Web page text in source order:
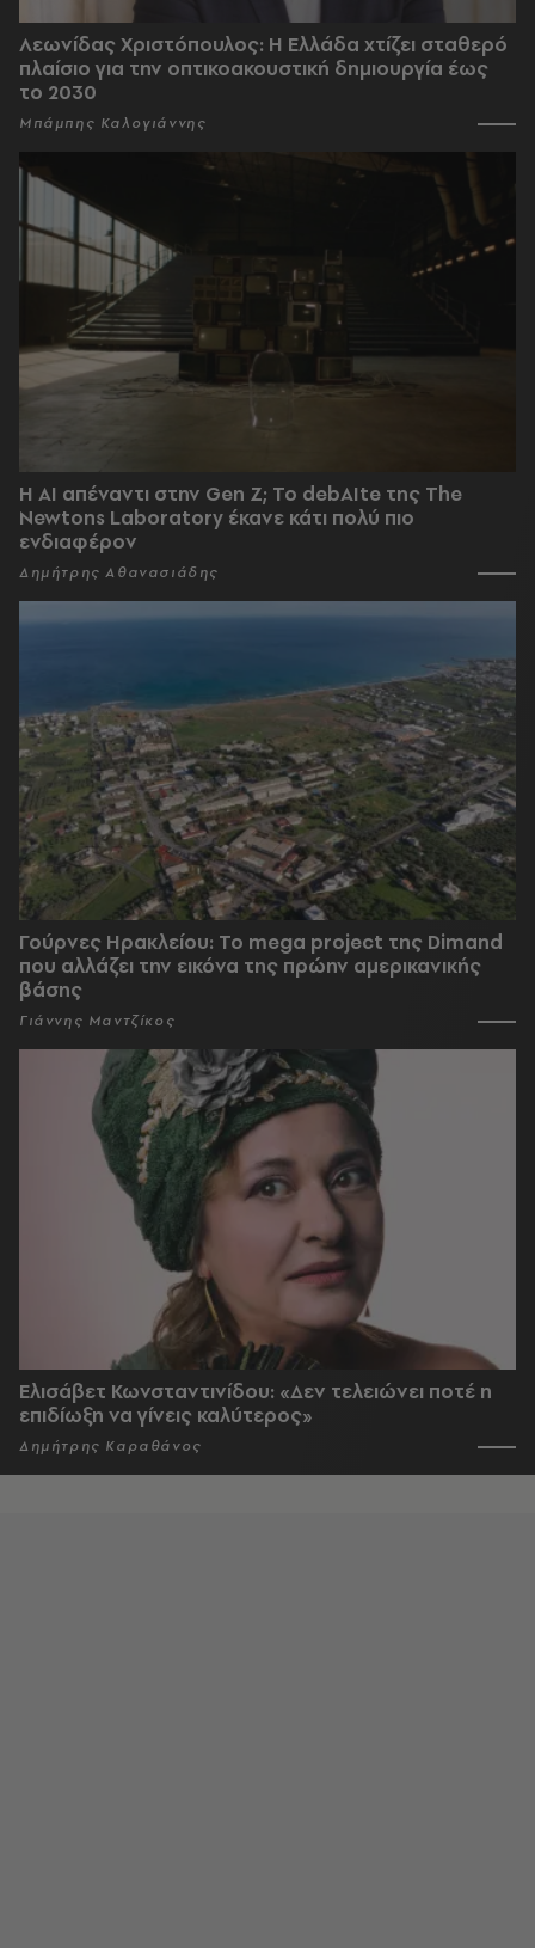
Λεωνίδας Χριστόπουλος: Η Ελλάδα χτίζει σταθερό
πλαίσιο για την οπτικοακουστική δημιουργία έως
το 2030
Μπάμπης Καλογιάννης
Η AI απέναντι στην Gen Z; Το debAIte της The
Newtons Laboratory έκανε κάτι πολύ πιο
ενδιαφέρον
Δημήτρης Αθανασιάδης
Γούρνες Ηρακλείου: To mega project της Dimand
που αλλάζει την εικόνα της πρώην αμερικανικής
βάσης
Γιάννης Μαντζίκος
Ελισάβετ Κωνσταντινίδου: «Δεν τελειώνει ποτέ η
επιδίωξη να γίνεις καλύτερος»
Δημήτρης Καραθάνος